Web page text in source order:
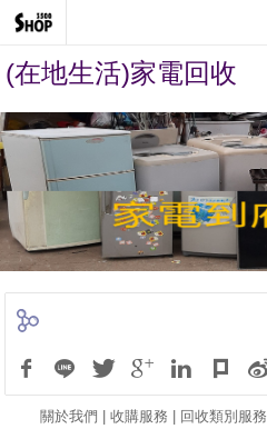
(在地生活)家電回收
關於我們 收購服務 回收類別服務